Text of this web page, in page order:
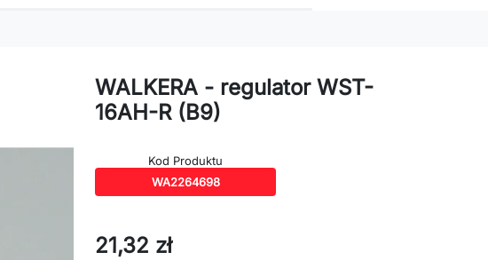
WALKERA - regulator WST-
16AH-R (B9)
Kod Produktu
WA2264698
21,32 zł